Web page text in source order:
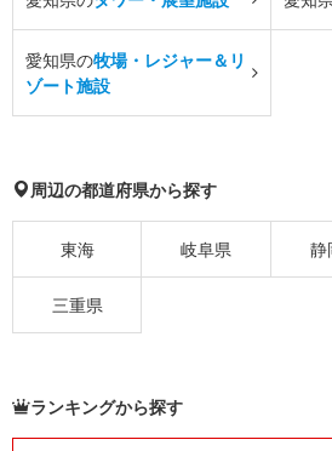
愛知県の牧場・レジャー＆リ
ゾート施設
周辺の都道府県から探す
東海 岐阜県 静
三重県
ランキングから探す